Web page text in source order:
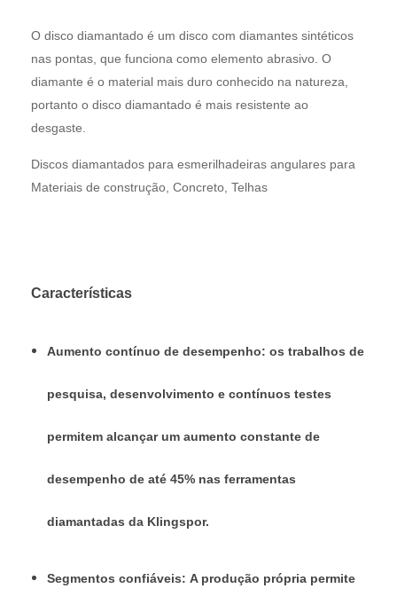
O disco diamantado é um disco com diamantes sintéticos
nas pontas, que funciona como elemento abrasivo. O
diamante é o material mais duro conhecido na natureza,
portanto o disco diamantado é mais resistente ao
desgaste.
Discos diamantados para esmerilhadeiras angulares para
Materiais de construção, Concreto, Telhas
Características
Aumento contínuo de desempenho: os trabalhos de
pesquisa, desenvolvimento e contínuos testes
permitem alcançar um aumento constante de
desempenho de até 45% nas ferramentas
diamantadas da Klingspor.
Segmentos confiáveis: A produção própria permite